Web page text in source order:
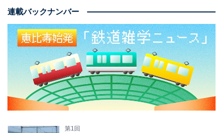
N700S系は、東海道・山陽新幹線で使用中の最新型車両
N700S（16両編成）を西九州新幹線用にアレンジしたも
連載バックナンバー
第1回